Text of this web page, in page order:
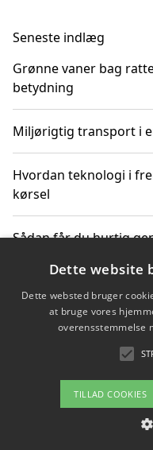
Seneste indlæg
Grønne vaner bag
betydning
Miljørigtig transport i
Hvordan teknologi i
kørsel
Sådan får du hurtig
Sådan lærer du
Gentofte
Om / kontakt
Dette website
Dette websted bruger
at bruge vores
overensstemmelse
TILLAD COOKIES